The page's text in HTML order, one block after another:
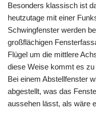
Besonders klassisch ist
heutzutage mit einer
Schwingfenster werden
großflächigen
Flügel um die mittlere
diese Weise kommt es
Bei einem Abstellfenster
abgestellt, was das
aussehen lässt, als wäre